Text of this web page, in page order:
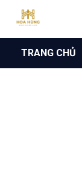
content
TRANG CHỦ